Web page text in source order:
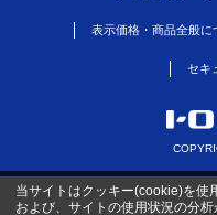
表示価格・商品全般に
セキ
当サイトはクッキー(cookie)を使
および、サイトの使用状況の分